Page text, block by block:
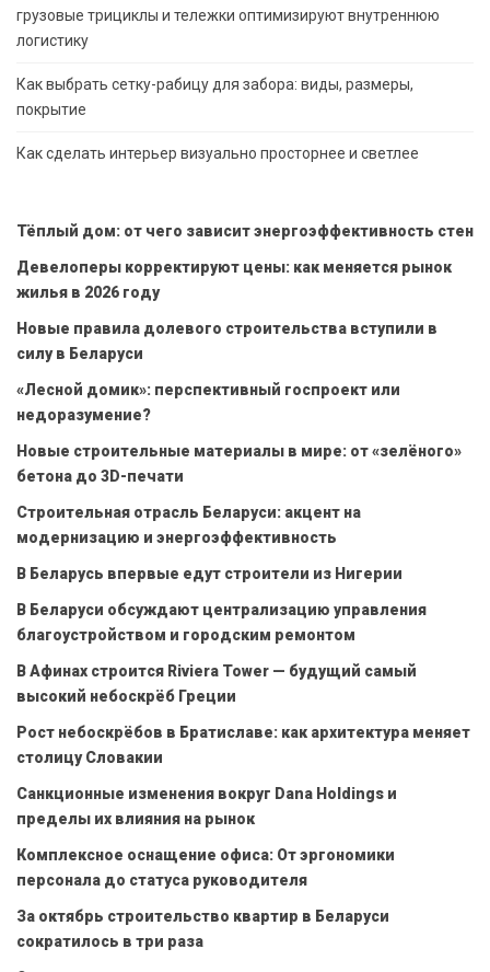
грузовые трициклы и тележки оптимизируют внутреннюю
логистику
Как выбрать сетку-рабицу для забора: виды, размеры,
покрытие
Как сделать интерьер визуально просторнее и светлее
Тёплый дом: от чего зависит энергоэффективность стен
Девелоперы корректируют цены: как меняется рынок
жилья в 2026 году
Новые правила долевого строительства вступили в
силу в Беларуси
«Лесной домик»: перспективный госпроект или
недоразумение?
Новые строительные материалы в мире: от «зелёного»
бетона до 3D-печати
Строительная отрасль Беларуси: акцент на
модернизацию и энергоэффективность
В Беларусь впервые едут строители из Нигерии
В Беларуси обсуждают централизацию управления
благоустройством и городским ремонтом
В Афинах строится Riviera Tower — будущий самый
высокий небоскрёб Греции
Рост небоскрёбов в Братиславе: как архитектура меняет
столицу Словакии
Санкционные изменения вокруг Dana Holdings и
пределы их влияния на рынок
Комплексное оснащение офиса: От эргономики
персонала до статуса руководителя
За октябрь строительство квартир в Беларуси
сократилось в три раза